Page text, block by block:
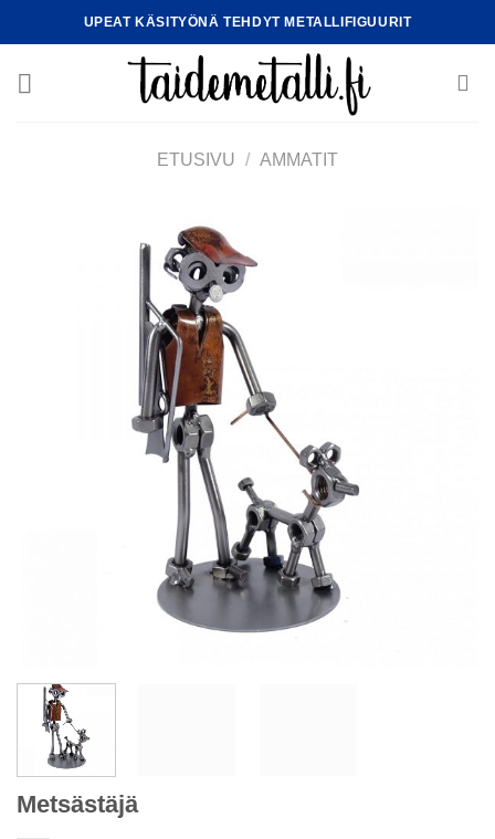
to
UPEAT KÄSITYÖNÄ TEHDYT METALLIFIGUURIT
ETUSIVU / AMMATIT
Metsästäjä